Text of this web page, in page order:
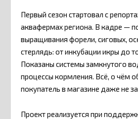
Первый сезон стартовал с
аквафермах региона. В кадре —
выращивания форели, сиговых,
стерлядь: от инкубации икры до
Показаны системы замкнутого
процессы кормления. Всё, о чём
покупатель в магазине даже не
Проект реализуется при